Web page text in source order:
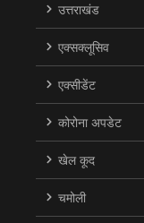
उत्तराखंड
एक्सक्लूसिव
एक्सीडेंट
कोरोना अपडेट
खेल कूद
चमोली